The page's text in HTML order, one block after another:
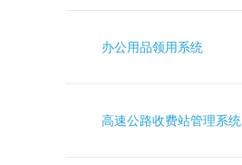
办公用品领用系统
高速公路收费站管理系统